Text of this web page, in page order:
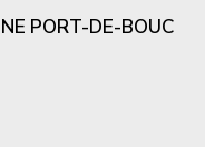
PORT-DE-BOUC